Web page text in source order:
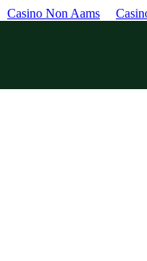
Casino Non Aams